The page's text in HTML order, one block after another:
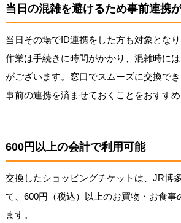
当日の混雑を避けるため事前連携
当日その場でID連携をした方も対象とな
作業は手続きに時間がかかり、混雑時に
がございます。窓口でスムーズに交換で
事前の連携を済ませておくことをおすすめ
600円以上の会計で利用可能
交換したショッピングチケットは、JR博
て、600円（税込）以上のお買物・お食事
ます。